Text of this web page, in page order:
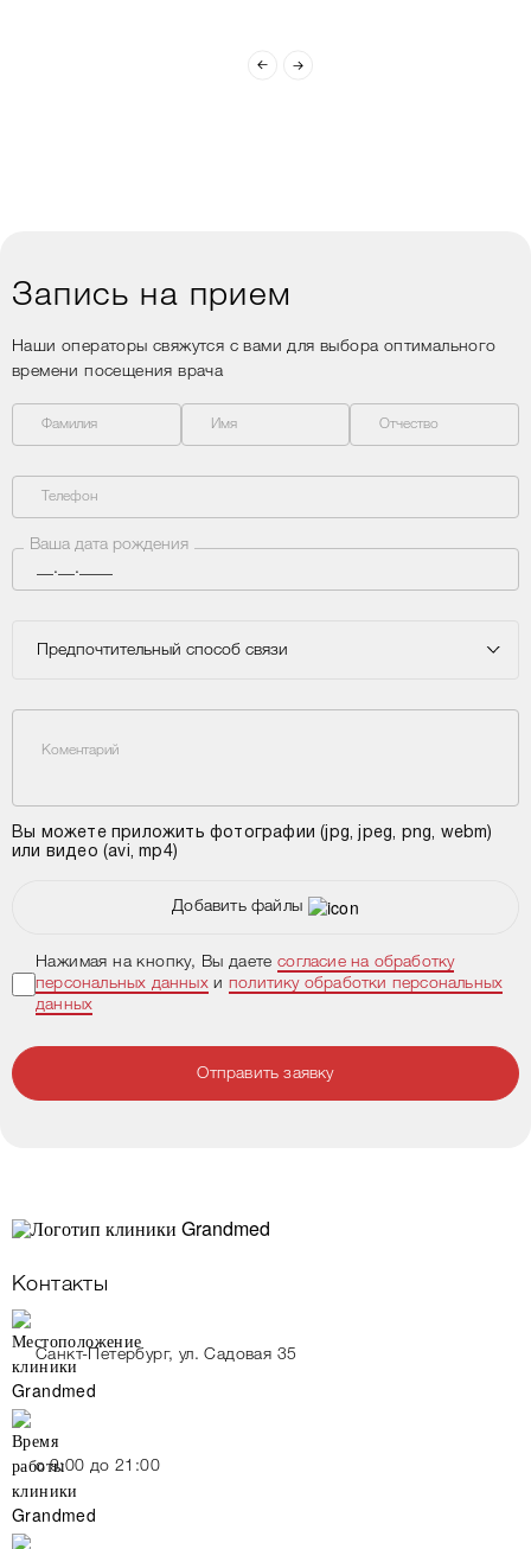
Запись на прием
Наши операторы свяжутся с вами для выбора оптимального
времени посещения врача
Фамилия Имя Отчество
Телефон
Ваша дата рождения
Предпочтительный способ связи
Коментарий
Вы можете приложить фотографии (jpg, jpeg, png, webm)
или видео (avi, mp4)
Добавить файлы
Нажимая на кнопку, Вы даетесогласие на обработку
персональных данныхиполитику обработки персональных
данных
Отправить заявку
Контакты
Санкт-Петербург, ул. Садовая 35
c 9:00 до 21:00